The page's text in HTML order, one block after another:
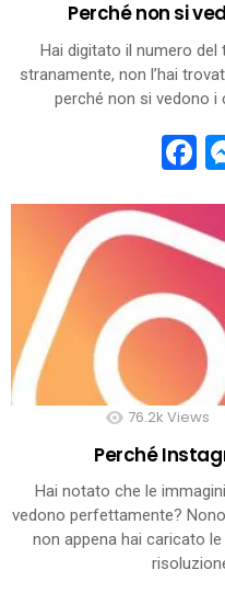
Perché non si
Hai digitato il numero
stranamente, non l’hai
perché non si vedono i
76.2k Views
Perché
Hai notato che le
vedono perfettamente?
non appena hai caricato